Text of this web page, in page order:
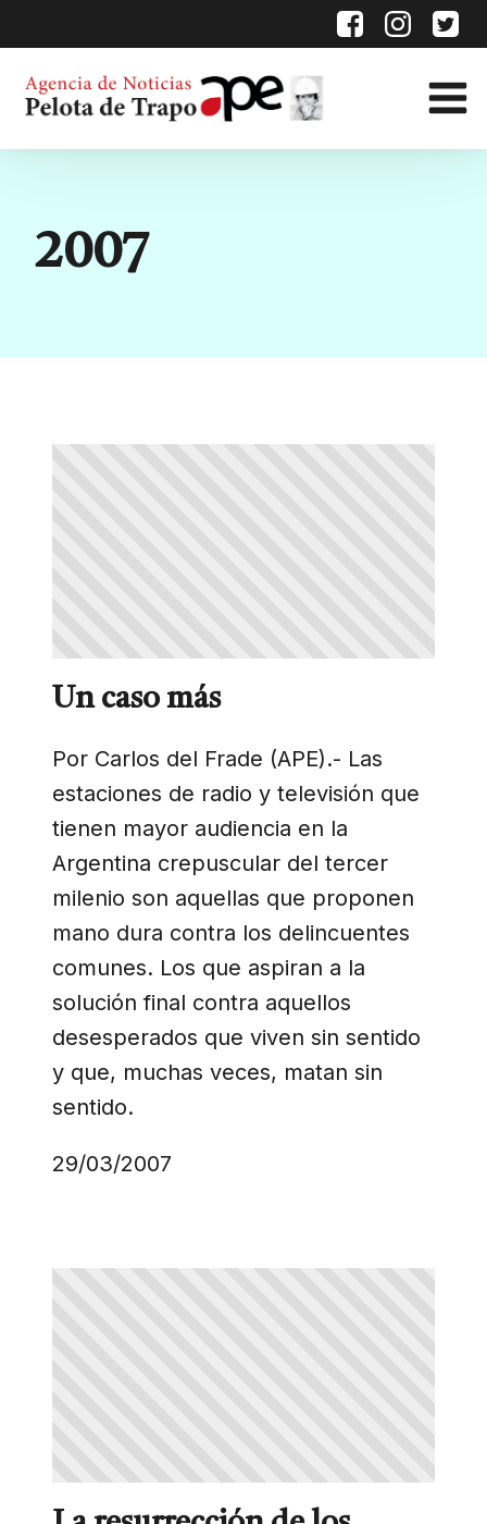
Categoría:
2007
Un caso más
Por Carlos del Frade (APE).- Las
estaciones de radio y televisión que
tienen mayor audiencia en la
Argentina crepuscular del tercer
milenio son aquellas que proponen
mano dura contra los delincuentes
comunes. Los que aspiran a la
solución final contra aquellos
desesperados que viven sin sentido
y que, muchas veces, matan sin
sentido.
29/03/2007